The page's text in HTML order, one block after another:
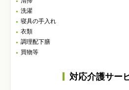
洗濯
寝具の手入れ
衣類
調理配下膳
買物等
対応介護サー